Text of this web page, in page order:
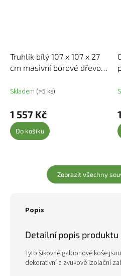
Truhlík bílý 107 x 107 x 27
cm masivní borové dřevo
Skladem (>5 ks)
1 557 Kč
Do košíku
Zobrazit všechny
Popis
Detailní popis produktu
Tyto šikovné gabionové koše
dekorativní a zvukově izolační